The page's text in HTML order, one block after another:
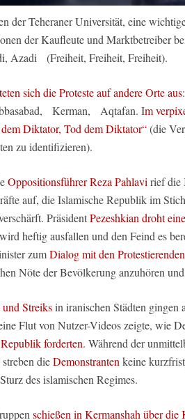
der Teheraner Universität, eine
der Kaufleute und Marktbetreiber
Azadi (Freiheit, Freiheit, Freiheit).
sich die Proteste auf andere Orte aus
Kerman, Aqtafan. Im
dem Diktator, Tod dem Diktator“(die
zu identifizieren).
Oppositionsführer Reza Pahlavi rief die
auf, die Islamische Republik im
PräsidentPezeshkian droht
heftig ausfallen und den Feind es
zumDialog mit den Protestierenden
Nöte der Bevölkerung anzuhören
und Streiksin iranischen Städten gingen
Flut von Nutzer-Videos zeigte, wie
forderten. Während der
dieDemonstranten keine
des islamischen Regimes.
schießen in Kermanshah über die